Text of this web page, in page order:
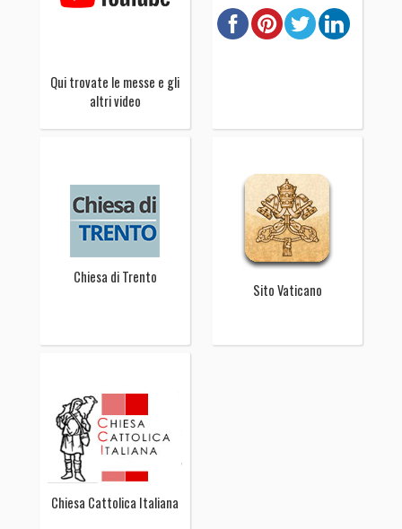
Qui trovate le messe e gli
altri video
Chiesa di Trento
Sito Vaticano
Chiesa Cattolica Italiana